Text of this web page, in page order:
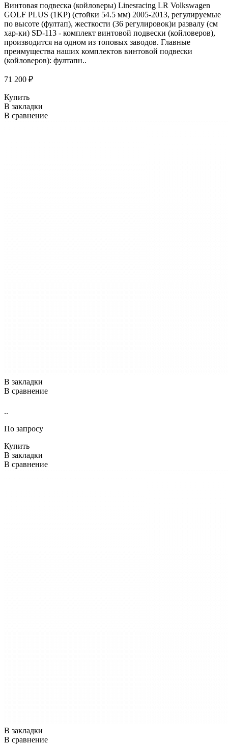
Винтовая подвеска (койловеры) Linesracing LR Volkswagen
GOLF PLUS (1KP) (стойки 54.5 мм) 2005-2013, регулируемые
по высоте (фултап), жесткости (36 регулировок)и развалу (см
хар-ки) SD-113 - комплект винтовой подвески (койловеров),
производится на одном из топовых заводов. Главные
преимущества наших комплектов винтовой подвески
(койловеров): фултапн..
71 200 ₽
Купить
В закладки
В сравнение
В закладки
В сравнение
..
По запросу
Купить
В закладки
В сравнение
В закладки
В сравнение